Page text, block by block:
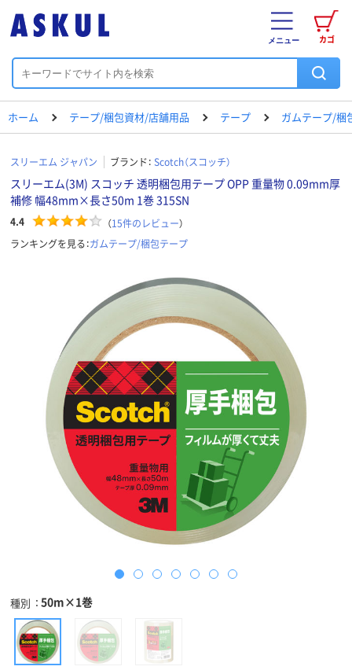
カゴ
メニュー
ホーム テープ/梱包資材/店舗用品 テープ ガムテープ/梱
スリーエム ジャパン ブランド： Scotch（スコッチ）
スリーエム(3M) スコッチ 透明梱包用テープ OPP 重量物 0.09mm厚
補修 幅48mm×長さ50m 1巻 315SN
4.4 （15件のレビュー）
ランキングを見る：ガムテープ/梱包テープ
種別 50m×1巻